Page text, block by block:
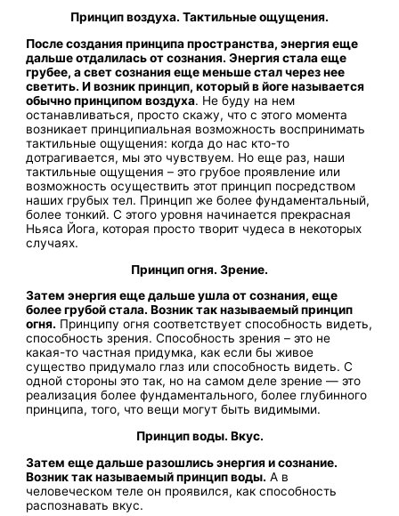
Принцип воздуха. Тактильные ощущения.
После создания принципа пространства, энергия еще
дальше отдалилась от сознания. Энергия стала еще
грубее, а свет сознания еще меньше стал через нее
светить. И возник принцип, который в йоге называется
обычно принципом воздуха. Не буду на нем
останавливаться, просто скажу, что с этого момента
возникает принципиальная возможность воспринимать
тактильные ощущения: когда до нас кто-то
дотрагивается, мы это чувствуем. Но еще раз, наши
тактильные ощущения – это грубое проявление или
возможность осуществить этот принцип посредством
наших грубых тел. Принцип же более фундаментальный,
более тонкий. С этого уровня начинается прекрасная
Ньяса Йога, которая просто творит чудеса в некоторых
случаях.
Принцип огня. Зрение.
Затем энергия еще дальше ушла от сознания, еще
более грубой стала. Возник так называемый принцип
огня. Принципу огня соответствует способность видеть,
способность зрения. Способность зрения – это не
какая-то частная придумка, как если бы живое
существо придумало глаз или способность видеть. С
одной стороны это так, но на самом деле зрение — это
реализация более фундаментального, более глубинного
принципа, того, что вещи могут быть видимыми.
Принцип воды. Вкус.
Затем еще дальше разошлись энергия и сознание.
Возник так называемый принцип воды. А в
человеческом теле он проявился, как способность
распознавать вкус.